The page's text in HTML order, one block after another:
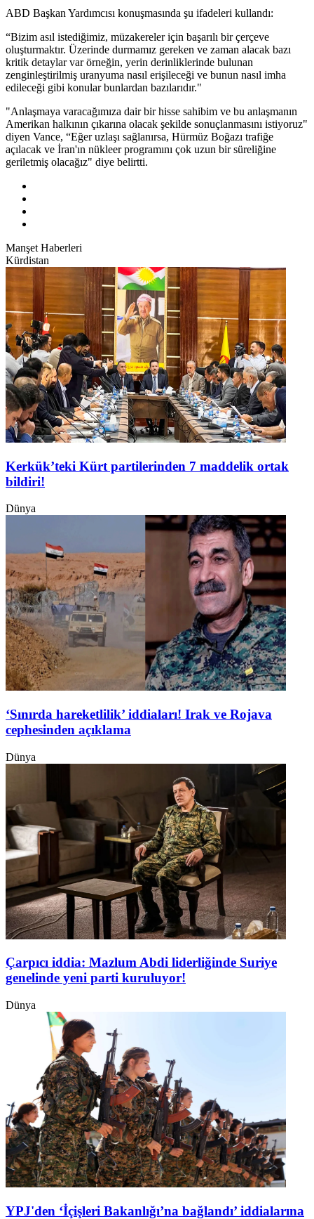
ABD Başkan Yardımcısı konuşmasında şu ifadeleri kullandı:
“Bizim asıl istediğimiz, müzakereler için başarılı bir çerçeve
oluşturmaktır. Üzerinde durmamız gereken ve zaman alacak bazı
kritik detaylar var örneğin, yerin derinliklerinde bulunan
zenginleştirilmiş uranyuma nasıl erişileceği ve bunun nasıl imha
edileceği gibi konular bunlardan bazılarıdır."
"Anlaşmaya varacağımıza dair bir hisse sahibim ve bu anlaşmanın
Amerikan halkının çıkarına olacak şekilde sonuçlanmasını istiyoruz"
diyen Vance, “Eğer uzlaşı sağlanırsa, Hürmüz Boğazı trafiğe
açılacak ve İran'ın nükleer programını çok uzun bir süreliğine
geriletmiş olacağız" diye belirtti.
Manşet Haberleri
Kürdistan
Kerkük’teki Kürt partilerinden 7 maddelik ortak
bildiri!
Dünya
‘Sınırda hareketlilik’ iddiaları! Irak ve Rojava
cephesinden açıklama
Dünya
Çarpıcı iddia: Mazlum Abdi liderliğinde Suriye
genelinde yeni parti kuruluyor!
Dünya
YPJ'den ‘İçişleri Bakanlığı’na bağlandı’ iddialarına